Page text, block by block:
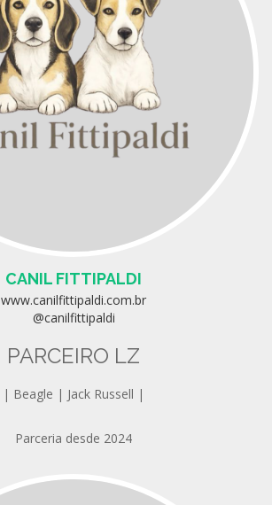
CANIL FITTIPALDI
www.canilfittipaldi.com.br
@canilfittipaldi
PARCEIRO LZ
| Beagle | Jack Russell |
Parceria desde 2024